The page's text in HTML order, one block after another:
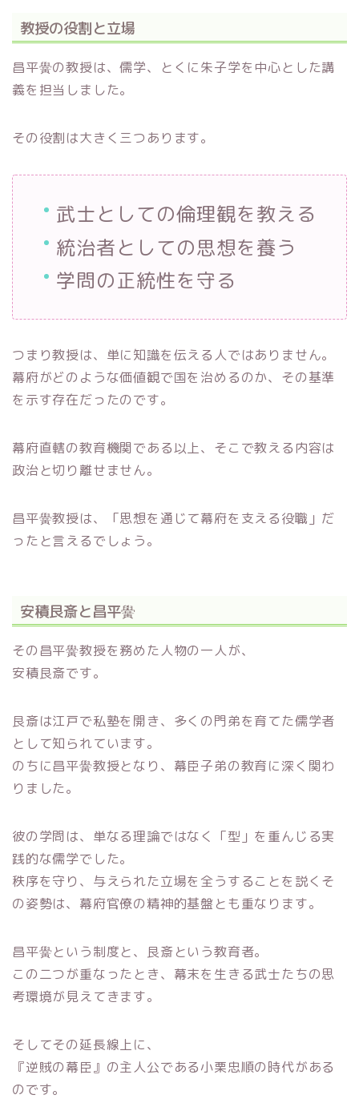
教授の役割と立場
昌平黌の教授は、儒学、とくに朱子学を中心とした講
義を担当しました。
その役割は大きく三つあります。
武士としての倫理観を教える
統治者としての思想を養う
学問の正統性を守る
つまり教授は、単に知識を伝える人ではありません。
幕府がどのような価値観で国を治めるのか、その基準
を示す存在だったのです。
幕府直轄の教育機関である以上、そこで教える内容は
政治と切り離せません。
昌平黌教授は、「思想を通じて幕府を支える役職」だ
ったと言えるでしょう。
安積艮斎と昌平黌
その昌平黌教授を務めた人物の一人が、
安積艮斎です。
艮斎は江戸で私塾を開き、多くの門弟を育てた儒学者
として知られています。
のちに昌平黌教授となり、幕臣子弟の教育に深く関わ
りました。
彼の学問は、単なる理論ではなく「型」を重んじる実
践的な儒学でした。
秩序を守り、与えられた立場を全うすることを説くそ
の姿勢は、幕府官僚の精神的基盤とも重なります。
昌平黌という制度と、艮斎という教育者。
この二つが重なったとき、幕末を生きる武士たちの思
考環境が見えてきます。
そしてその延長線上に、
『逆賊の幕臣』の主人公である小栗忠順の時代がある
のです。